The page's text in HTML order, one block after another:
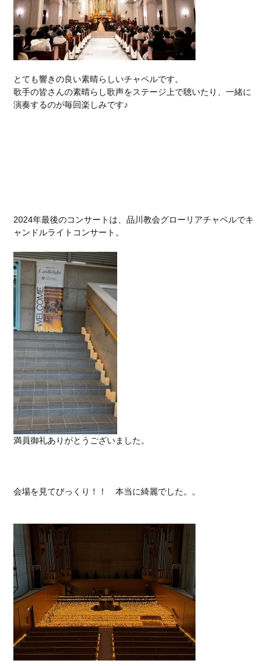
とても響きの良い素晴らしいチャペルです。
歌手の皆さんの素晴らし歌声をステージ上で聴いたり、一緒に
演奏するのが毎回楽しみです♪
2024年最後のコンサートは、品川教会グローリアチャペルでキ
ャンドルライトコンサート。
満員御礼ありがとうございました。
会場を見てびっくり！！ 本当に綺麗でした。。